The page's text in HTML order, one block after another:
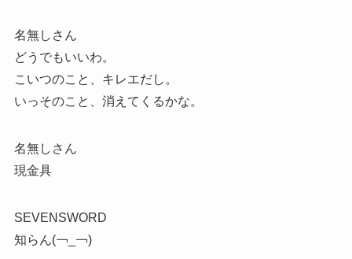
名無しさん
どうでもいいわ。
こいつのこと、キレエだし。
いっそのこと、消えてくるかな。
名無しさん
現金具
SEVENSWORD
知らん(￢_￢)